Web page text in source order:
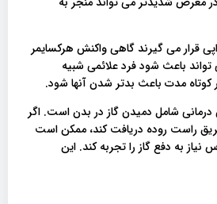
قرار می گیرند گاهی واکنش هرکسایمر
تواند باعث شود فرد علائمی شبیه
کوتاه مدت باعث بدتر شدن آنها شود.
شامل دمیدن گاز در بدن است. اگر
راست روده دریافت کند، ممکن است
به دفع گاز را تجربه کند. این